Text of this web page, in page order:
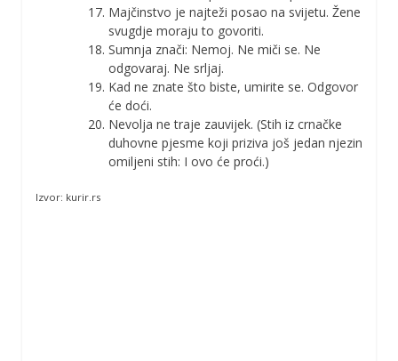
Majčinstvo je najteži posao na svijetu. Žene
svugdje moraju to govoriti.
Sumnja znači: Nemoj. Ne miči se. Ne
odgovaraj. Ne srljaj.
Kad ne znate što biste, umirite se. Odgovor
će doći.
Nevolja ne traje zauvijek. (Stih iz crnačke
duhovne pjesme koji priziva još jedan njezin
omiljeni stih: I ovo će proći.)
Izvor: kurir.rs